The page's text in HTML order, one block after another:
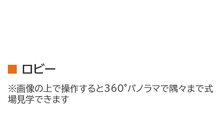
ロビー
※画像の上で操作すると360°パノラマで隅々まで式
場見学できます